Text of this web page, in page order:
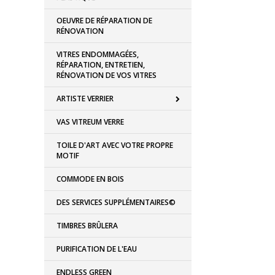
OEUVRE DE RÉPARATION DE
RÉNOVATION
VITRES ENDOMMAGÉES,
RÉPARATION, ENTRETIEN,
RÉNOVATION DE VOS VITRES
ARTISTE VERRIER
VAS VITREUM VERRE
TOILE D'ART AVEC VOTRE PROPRE
MOTIF
COMMODE EN BOIS
DES SERVICES SUPPLÉMENTAIRES©
TIMBRES BRÛLERA
PURIFICATION DE L'EAU
ENDLESS GREEN